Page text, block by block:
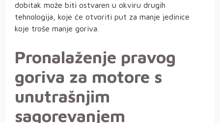
dobitak može biti ostvaren u okviru drugih
tehnologija, koje će otvoriti put za manje jedinice
koje troše manje goriva.
Pronalaženje pravog
goriva za motore s
unutrašnjim
sagorevanjem